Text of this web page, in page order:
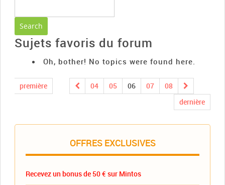
Sujets favoris du forum
Oh, bother! No topics were found here.
première 04 05 06 07
08
dernière
OFFRES EXCLUSIVES
Recevez un bonus de 50 € sur Mintos